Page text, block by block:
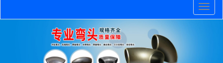
Toggle